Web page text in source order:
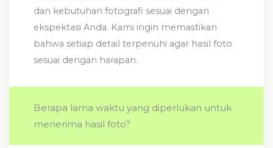
dan kebutuhan fotografi sesuai dengan
ekspektasi Anda. Kami ingin memastikan
bahwa setiap detail terpenuhi agar hasil foto
sesuai dengan harapan.
Berapa lama waktu yang diperlukan untuk
menerima hasil foto?